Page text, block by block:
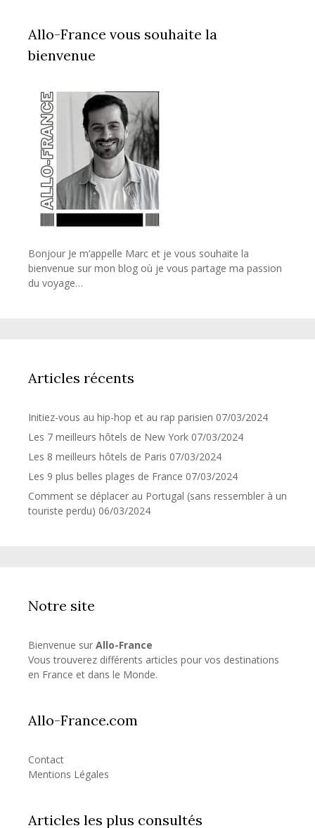
Allo-France vous souhaite la
bienvenue
Bonjour Je m’appelle Marc et je vous souhaite la
bienvenue sur mon blog où je vous partage ma passion
du voyage…
Articles récents
Initiez-vous au hip-hop et au rap parisien 07/03/2024
Les 7 meilleurs hôtels de New York 07/03/2024
Les 8 meilleurs hôtels de Paris 07/03/2024
Les 9 plus belles plages de France 07/03/2024
Comment se déplacer au Portugal (sans ressembler à un
touriste perdu) 06/03/2024
Notre site
Bienvenue sur Allo-France
Vous trouverez différents articles pour vos destinations
en France et dans le Monde.
Allo-France.com
Contact
Mentions Légales
Articles les plus consultés